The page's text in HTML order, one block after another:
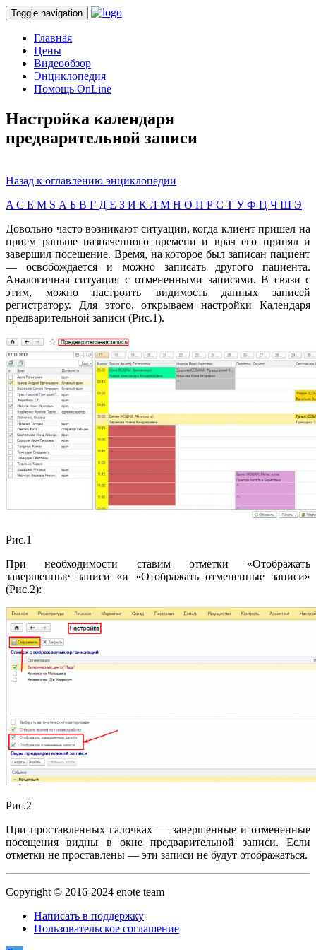
Toggle navigation
Главная
Цены
Видеообзор
Энциклопедия
Помощь OnLine
Настройка календаря
предварительной записи
Назад к оглавлению энциклопедии
A C E M S А Б В Г Д Е З И К Л М Н О П Р С Т УФ Ц Ч Ш Э
Довольно часто возникают ситуации, когда клиент пришел на
прием раньше назначенного времени и врач его принял и
завершил посещение. Время, на которое был записан пациент
— освобождается и можно записать другого пациента.
Аналогичная ситуация с отмененными записями. В связи с
этим, можно настроить видимость данных записей
регистратору. Для этого, открываем настройки Календаря
предварительной записи (Рис.1).
Рис.1
При необходимости ставим отметки «Отображать
завершенные записи «и «Отображать отмененные записи»
(Рис.2):
Рис.2
При проставленных галочках — завершенные и отмененные
посещения видны в окне предварительной записи. Если
отметки не проставлены — эти записи не будут отображаться.
Copyright © 2016-2024 enote team
Написать в поддержку
Пользовательское соглашение